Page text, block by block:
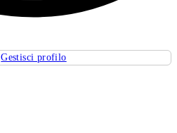
Gestisci profilo